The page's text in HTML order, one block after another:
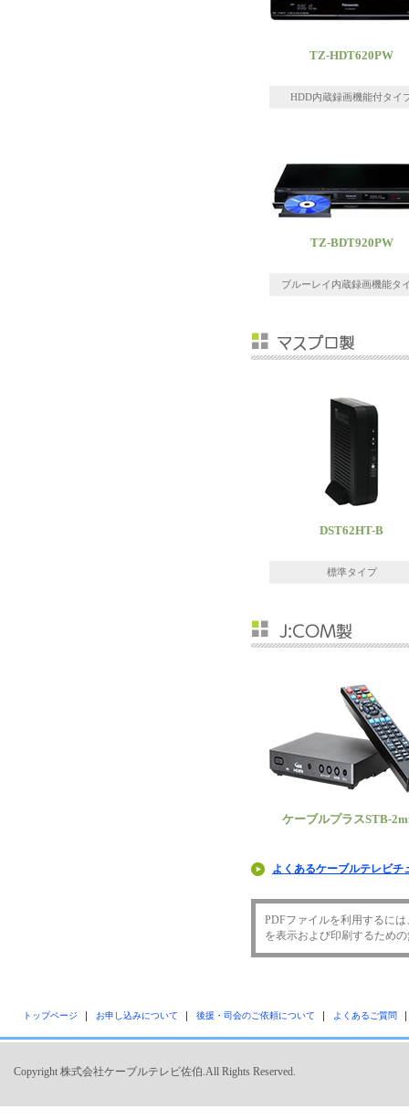
TZ-HDT620PW
HDD内蔵録画機能付タイ
TZ-BDT920PW
ブルーレイ内蔵録画機能タ
DST62HT-B
標準タイプ
ケーブルプラスSTB-
よくあるケーブルテレビチ
PDFファイルを利用するには
を表示および印刷するため
トップページ お申し込みについて 後援・司会のご依頼について よくあるご質問
Copyright 株式会社ケーブルテレビ佐伯.All Rights Reserved.